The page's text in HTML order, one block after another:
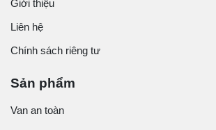
Giới thiệu
Liên hệ
Chính sách riêng tư
Sản phẩm
Van an toàn